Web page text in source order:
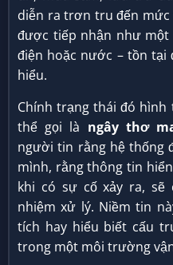
diễn ra trơn tru đến
được tiếp nhận như
điện hoặc nước – tồn tại
hiểu.
Chính trạng thái đó hình
thể gọi là ngây thơ
người tin rằng hệ thống
mình, rằng thông tin
khi có sự cố xảy ra,
nhiệm xử lý. Niềm tin
tích hay hiểu biết cấu
trong một môi trường